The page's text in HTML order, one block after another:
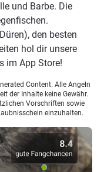
und Barbe. Die
den besten
hol dir unsere
im App Store!
Content. Alle Angeln
der Inhalte keine Gewähr.
Vorschriften sowie
einzuhalten.